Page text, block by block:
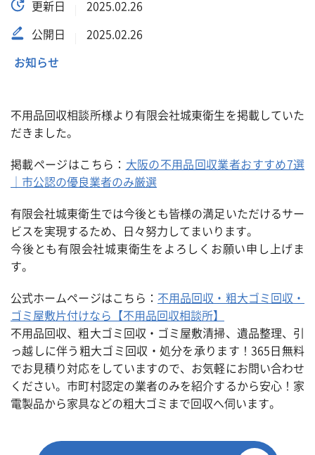
更新日 2025.02.26
公開日 2025.02.26
お知らせ
不用品回収相談所様より有限会社城東衛生を掲載していた
だきました。
掲載ページはこちら： 大阪の不用品回収業者おすすめ7選
｜市公認の優良業者のみ厳選
有限会社城東衛生では今後とも皆様の満足いただけるサー
ビスを実現するため、日々努力してまいります。
今後とも有限会社城東衛生をよろしくお願い申し上げま
す。
公式ホームページはこちら： 不用品回収・粗大ゴミ回収・
ゴミ屋敷片付けなら【不用品回収相談所】
不用品回収、粗大ゴミ回収・ゴミ屋敷清掃、遺品整理、引
っ越しに伴う粗大ゴミ回収・処分を承ります！365日無料
でお見積り対応をしていますので、お気軽にお問い合わせ
ください。市町村認定の業者のみを紹介するから安心！家
電製品から家具などの粗大ゴミまで回収へ伺います。